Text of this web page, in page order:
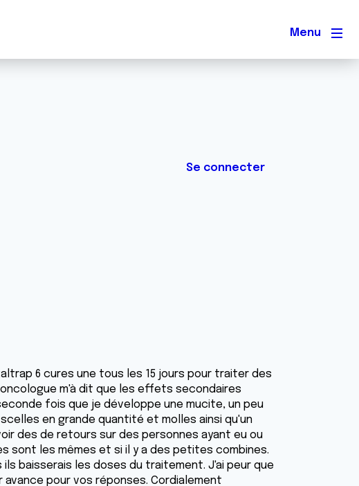
Menu
Se connecter
6 cures une tous les 15 jours pour traiter des
m'à dit que les effets secondaires
fois que je développe une mucite, un peu
en grande quantité et molles ainsi qu'un
des de retours sur des personnes ayant eu ou
les mêmes et si il y a des petites combines.
baisserais les doses du traitement. J'ai peur que
pour vos réponses. Cordialement